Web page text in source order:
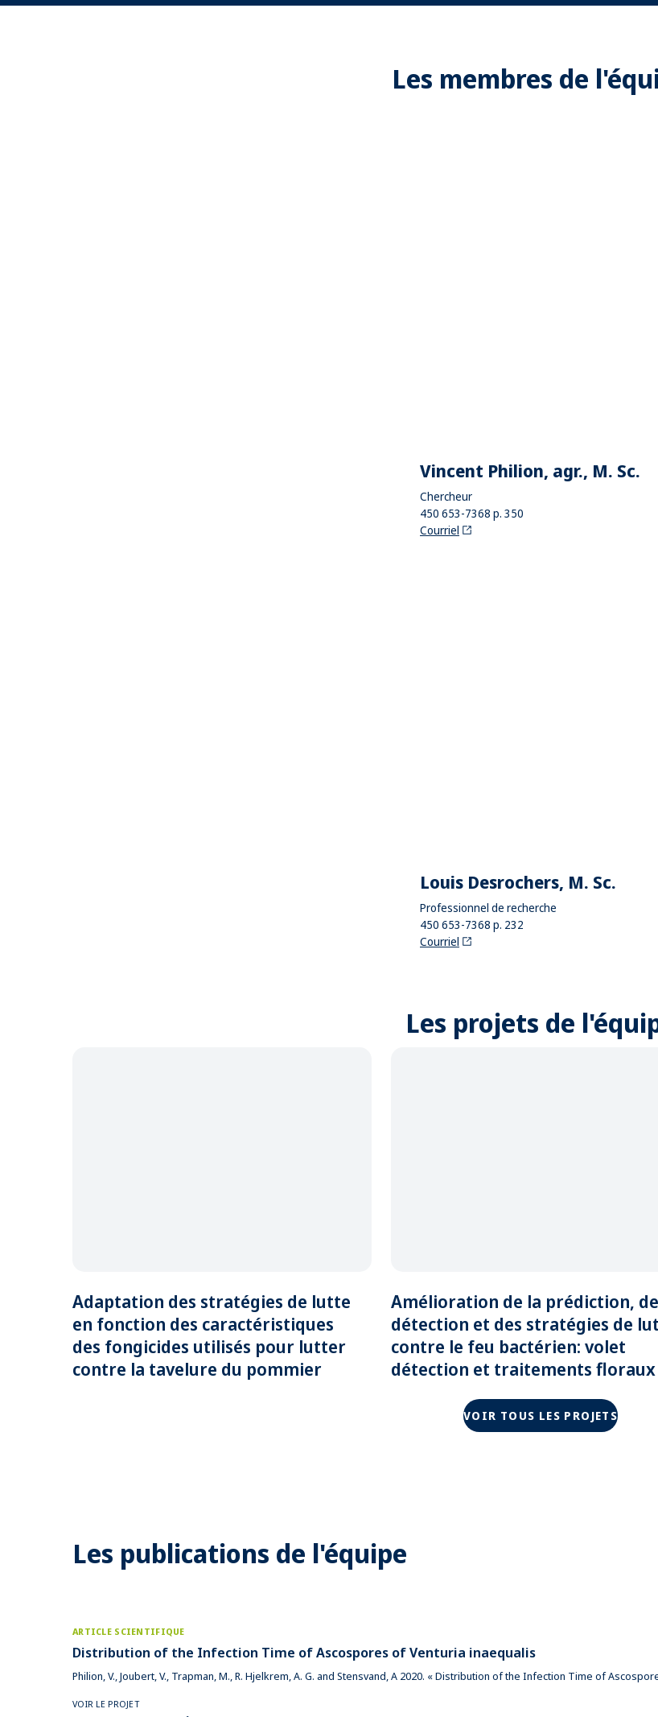
Les membres de l'
Vincent Philion, agr., M. Sc.
Chercheur
450 653-7368 p. 350
Courriel
Louis Desrochers, M. Sc.
Professionnel de recherche
450 653-7368 p. 232
Courriel
Les projets de
Adaptation des stratégies de lutte
en fonction des caractéristiques
des fongicides utilisés pour lutter
contre la tavelure du pommier
Amélioration de la prédiction,
détection et des stratégies de
contre le feu bactérien: volet
détection et traitements floraux
VOIR TOUS LES PROJETS
Les publications de l'équipe
ARTICLE SCIENTIFIQUE
Distribution of the Infection Time of Ascospores of Venturia inaequalis
Philion, V., Joubert, V., Trapman, M., R. Hjelkrem, A. G. and Stensvand, A 2020. « Distribution of the Infection Time of
VOIR LE PROJET